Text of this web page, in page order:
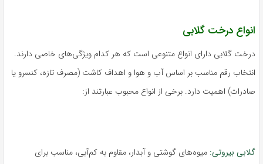
انواع درخت گلابی
درخت گلابی دارای انواع متنوعی است که هر کدام ویژگی‌های خاصی دارند.
انتخاب رقم مناسب بر اساس آب و هوا و اهداف کاشت (مصرف تازه، کنسرو یا
صادرات) اهمیت دارد. برخی از انواع محبوب عبارتند از:
گلابی بیروتی: میوه‌های گوشتی و آبدار، مقاوم به کم‌آبی، مناسب برای